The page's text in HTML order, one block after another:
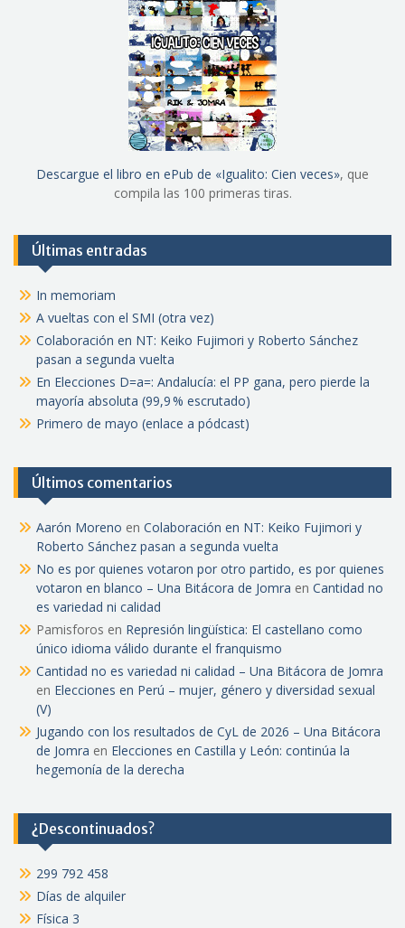
Descargue el libro en ePub de «Igualito: Cien veces», que
compila las 100 primeras tiras.
Últimas entradas
In memoriam
A vueltas con el SMI (otra vez)
Colaboración en NT: Keiko Fujimori y Roberto Sánchez
pasan a segunda vuelta
En Elecciones D=a=: Andalucía: el PP gana, pero pierde la
mayoría absoluta (99,9 % escrutado)
Primero de mayo (enlace a pódcast)
Últimos comentarios
Aarón Moreno en Colaboración en NT: Keiko Fujimori y
Roberto Sánchez pasan a segunda vuelta
No es por quienes votaron por otro partido, es por quienes
votaron en blanco – Una Bitácora de Jomra en Cantidad no
es variedad ni calidad
Pamisforos en Represión lingüística: El castellano como
único idioma válido durante el franquismo
Cantidad no es variedad ni calidad – Una Bitácora de Jomra
en Elecciones en Perú – mujer, género y diversidad sexual
(V)
Jugando con los resultados de CyL de 2026 – Una Bitácora
de Jomra en Elecciones en Castilla y León: continúa la
hegemonía de la derecha
¿Descontinuados?
299 792 458
Días de alquiler
Física 3